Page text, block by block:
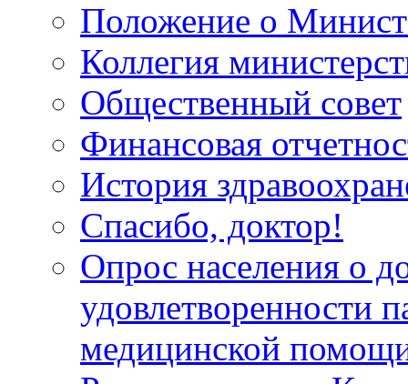
Положение о
Коллегия
Общественный совет
Финансовая
История
Спасибо, доктор!
Опрос населения о
удовлетворенности
медицинской